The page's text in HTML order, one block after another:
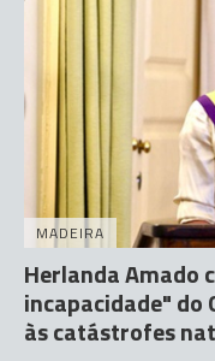
MADEIRA
Herlanda Amado
incapacidade" do
às catástrofes